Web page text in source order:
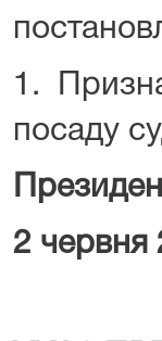
1.
посаду
2 червня